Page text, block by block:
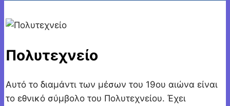
Πολυτεχνείο
Αυτό το διαμάντι των μέσων του 19ου αιώνα είναι
το εθνικό σύμβολο του Πολυτεχνείου. Έχει